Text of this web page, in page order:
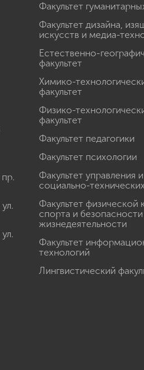
Факультет
Факультет дизайна,
искусств и медиа-
Естественно-
факультет
Химико-
факультет
Физико-
факультет
Факультет педагогики
Факультет психологии
Факультет управления и
социально-
Факультет физической
спорта и безопасности
жизнедеятельности
Факультет
технологий
Лингвистический